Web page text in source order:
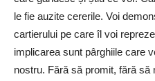
le fie auzite cererile. Voi
cartierului pe care îl voi
implicarea sunt pârghiile care
nostru. Fără să promit, fără